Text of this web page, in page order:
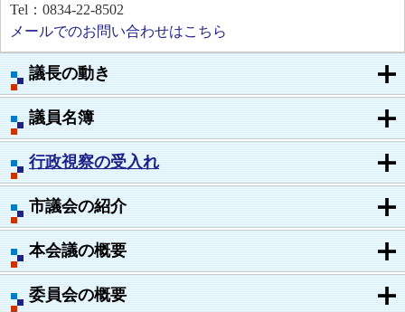
議長の動き
議員名簿
行政視察の受入れ
市議会の紹介
本会議の概要
委員会の概要
Tel：0834-22-8502
メールでのお問い合わせはこちら